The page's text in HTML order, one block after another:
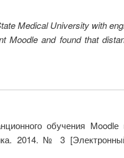
Medical University with
Moodle and found that
обучения
2014. № 3